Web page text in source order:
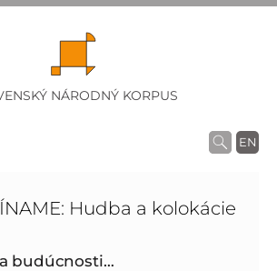
NÁRODNÝ KORPUS
EN
Hudba a kolokácie
budúcnosti…